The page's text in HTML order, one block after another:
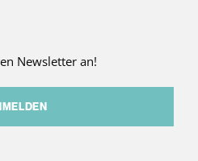
Newsletter an!